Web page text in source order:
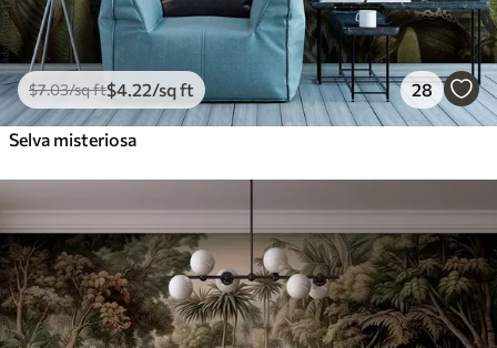
$7.03/sq ft$4 .22/sq ft 28
Selva misteriosa